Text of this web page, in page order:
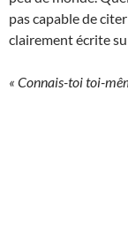
pas capable de
clairement écrite
« Connais-toi toi-